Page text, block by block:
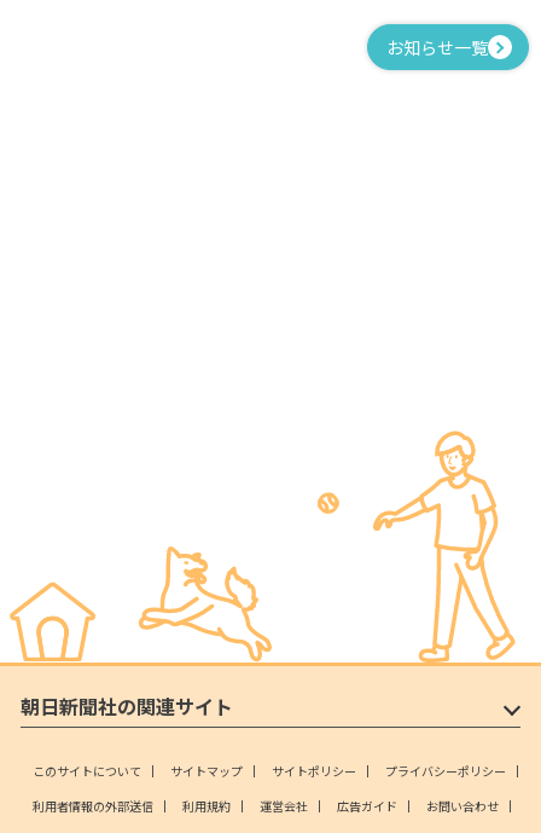
お知らせ一覧
朝日新聞社の関連サイト
このサイトについて サイトマップ サイトポリシー
プライバシーポリシー
利用者情報の外部送信
利用規約 運営会社 広告ガイド
お問い合わせ